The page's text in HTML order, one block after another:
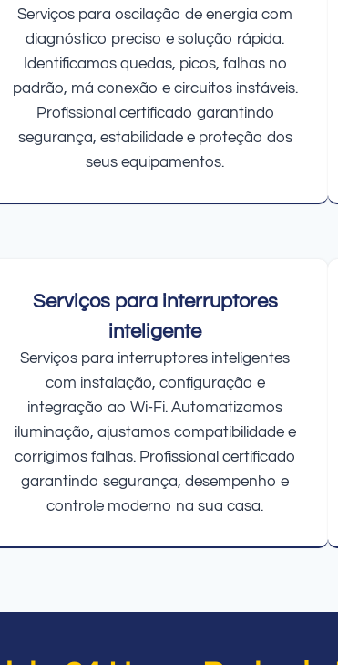
Serviços para oscilação de energia com
diagnóstico preciso e solução rápida.
Identificamos quedas, picos, falhas no
padrão, má conexão e circuitos instáveis.
Profissional certificado garantindo
segurança, estabilidade e proteção dos
seus equipamentos.
Serviços para interruptores
inteligente
Serviços para interruptores inteligentes
com instalação, configuração e
integração ao Wi-Fi. Automatizamos
iluminação, ajustamos compatibilidade e
corrigimos falhas. Profissional certificado
garantindo segurança, desempenho e
controle moderno na sua casa.